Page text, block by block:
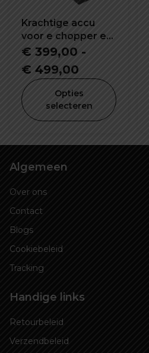
Krachtige accu
voor e chopper en
Citycoco 60V 20Ah
€ 399,00 -
€ 499,00
€ 399,00
tot
€ 499,00
Opties
selecteren
Algemeen
Over ons
Contact
Blogs
Cookiebeleid
Tracking
Handige links
Retourbeleid
Verzendbeleid